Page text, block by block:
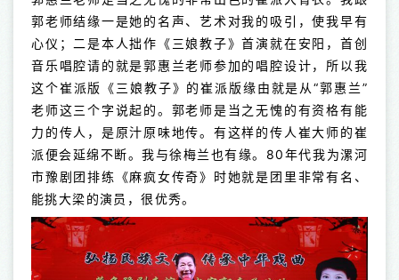
郭老师结缘一是她的名声、艺术对我的吸引，使我早有
心仪；二是本人拙作《三娘教子》首演就在安阳，首创
音乐唱腔请的就是郭惠兰老师参加的唱腔设计，所以我
这个崔派版《三娘教子》的崔派版缘由就是从“郭惠兰”
老师这三个字说起的。郭老师是当之无愧的有资格有能
力的传人，是原汁原味地传。有这样的传人崔大师的崔
派便会延绵不断。我与徐梅兰也有缘。80年代我为漯河
市豫剧团排练《麻疯女传奇》时她就是团里非常有名、
能挑大梁的演员，很优秀。